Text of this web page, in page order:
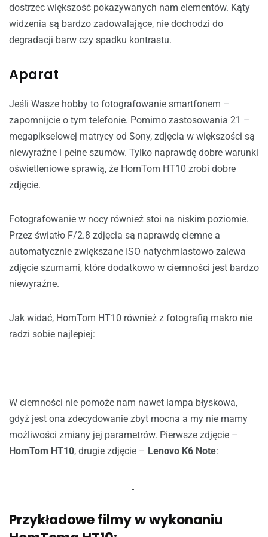
dostrzec większość pokazywanych nam elementów. Kąty
widzenia są bardzo zadowalające, nie dochodzi do
degradacji barw czy spadku kontrastu.
Aparat
Jeśli Wasze hobby to fotografowanie smartfonem –
zapomnijcie o tym telefonie. Pomimo zastosowania 21 –
megapikselowej matrycy od Sony, zdjęcia w większości są
niewyraźne i pełne szumów. Tylko naprawdę dobre warunki
oświetleniowe sprawią, że HomTom HT10 zrobi dobre
zdjęcie.
Fotografowanie w nocy również stoi na niskim poziomie.
Przez światło F/2.8 zdjęcia są naprawdę ciemne a
automatycznie zwiększane ISO natychmiastowo zalewa
zdjęcie szumami, które dodatkowo w ciemności jest bardzo
niewyraźne.
Jak widać, HomTom HT10 również z fotografią makro nie
radzi sobie najlepiej:
W ciemności nie pomoże nam nawet lampa błyskowa,
gdyż jest ona zdecydowanie zbyt mocna a my nie mamy
możliwości zmiany jej parametrów. Pierwsze zdjęcie –
HomTom HT10, drugie zdjęcie – Lenovo K6 Note:
Przykładowe filmy w wykonaniu